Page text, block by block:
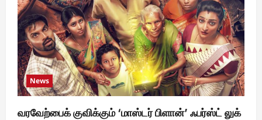
News
வரவேற்பைக் குவிக்கும் ‘மாஸ்டர் பிளான்’ ஃபர்ஸ்ட் லுக்